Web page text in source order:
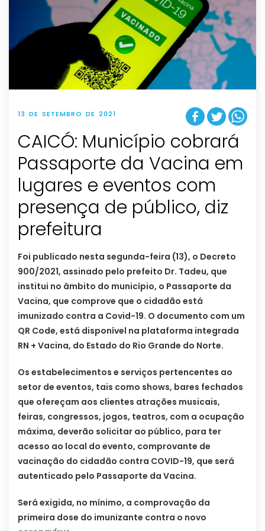
13 DE SETEMBRO DE 2021
CAICÓ: Município cobrará
Passaporte da Vacina em
lugares e eventos com
presença de público, diz
prefeitura
Foi publicado nesta segunda-feira (13), o Decreto
900/2021, assinado pelo prefeito Dr. Tadeu, que
institui no âmbito do município, o Passaporte da
Vacina, que comprove que o cidadão está
imunizado contra a Covid-19. O documento com um
QR Code, está disponível na plataforma integrada
RN + Vacina, do Estado do Rio Grande do Norte.
Os estabelecimentos e serviços pertencentes ao
setor de eventos, tais como shows, bares fechados
que ofereçam aos clientes atrações musicais,
feiras, congressos, jogos, teatros, com a ocupação
máxima, deverão solicitar ao público, para ter
acesso ao local do evento, comprovante de
vacinação do cidadão contra COVID-19, que será
autenticado pelo Passaporte da Vacina.
Será exigida, no mínimo, a comprovação da
primeira dose do imunizante contra o novo